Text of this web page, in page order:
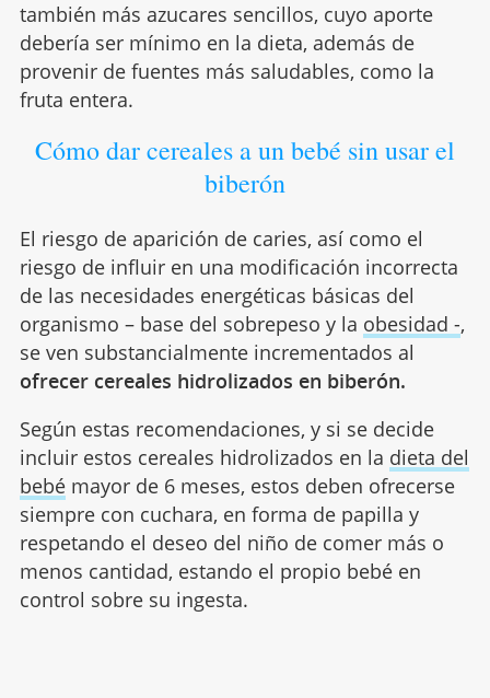
también más azucares sencillos, cuyo aporte
debería ser mínimo en la dieta, además de
provenir de fuentes más saludables, como la
fruta entera.
Cómo dar cereales a un bebé sin usar el
biberón
El riesgo de aparición de caries, así como el
riesgo de influir en una modificación incorrecta
de las necesidades energéticas básicas del
organismo – base del sobrepeso y la obesidad -,
se ven substancialmente incrementados al
ofrecer cereales hidrolizados en biberón.
Según estas recomendaciones, y si se decide
incluir estos cereales hidrolizados en la dieta del
bebémayor de 6 meses, estos deben ofrecerse
siempre con cuchara, en forma de papilla y
respetando el deseo del niño de comer más o
menos cantidad, estando el propio bebé en
control sobre su ingesta.